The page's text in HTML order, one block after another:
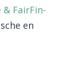
& FairFin-
en